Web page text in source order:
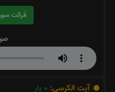
قرائت سوره واقعه را تقبل میکنم
آیت الکرسی: 0 بار